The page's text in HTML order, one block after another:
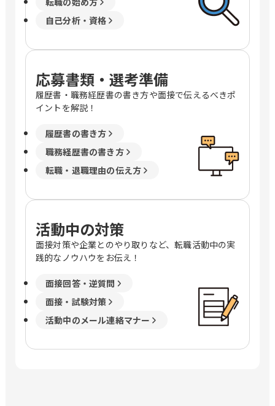
自己分析・資格
応募書類・選考準備
履歴書・職務経歴書の書き方や面接で伝えるべきポ
イントを解説！
履歴書の書き方
職務経歴書の書き方
転職・退職理由の伝え方
活動中の対策
面接対策や企業とのやり取りなど、転職活動中の実
践的なノウハウをお伝え！
面接回答・逆質問
面接・試験対策
活動中のメール連絡マナー